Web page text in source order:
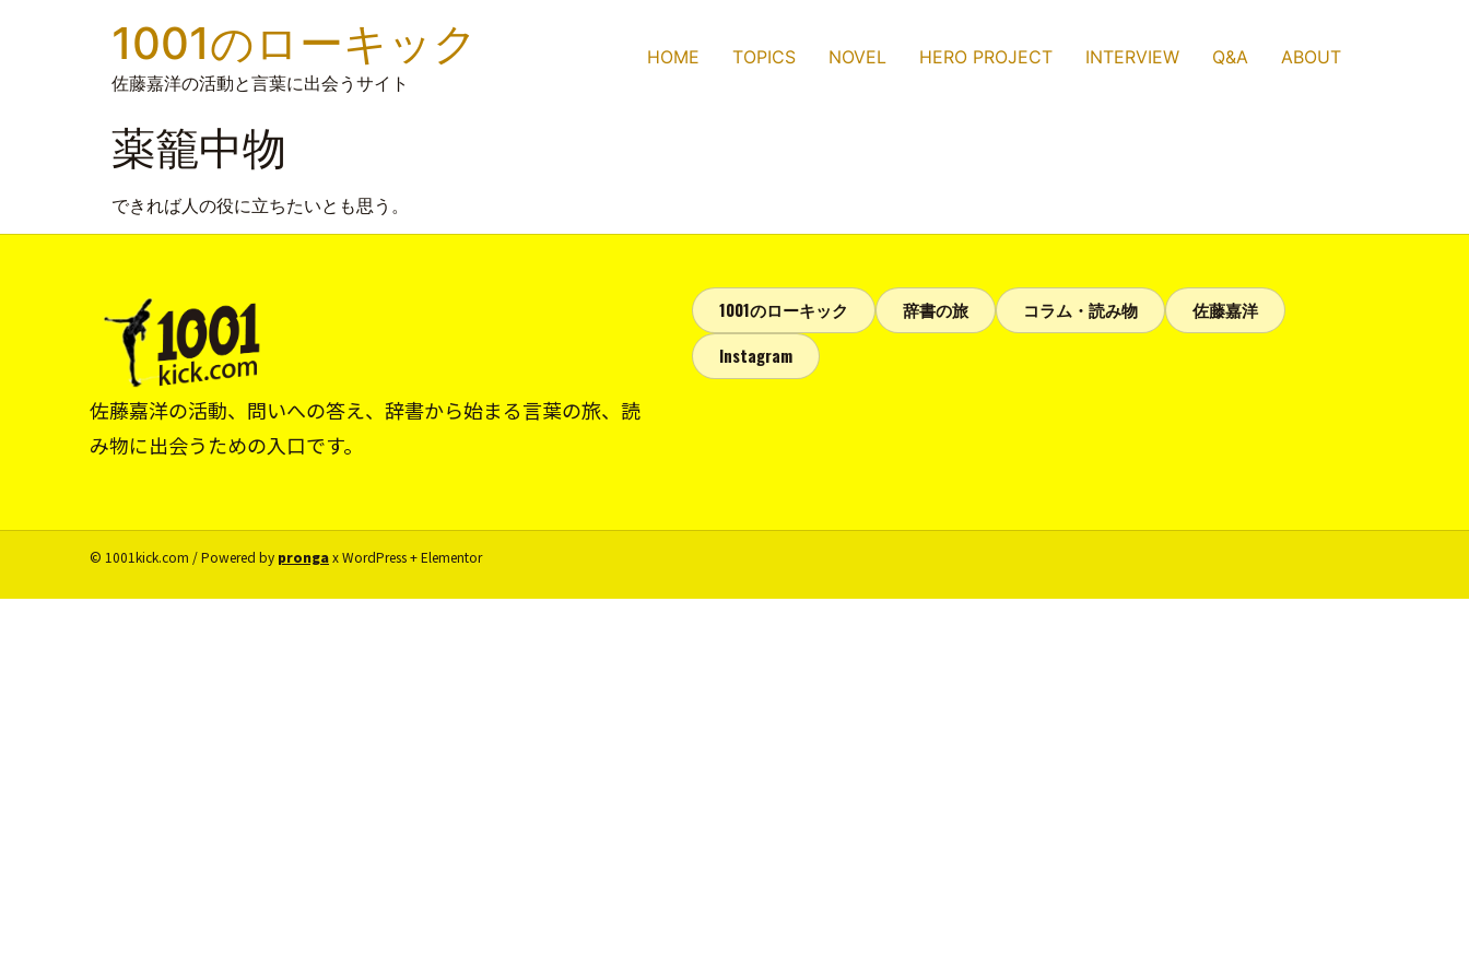
1001のローキック
佐藤嘉洋の活動と言葉に出会うサイト
HOME TOPICS NOVEL HERO PROJECT INTERVIEW Q&A ABOUT
薬籠中物
できれば人の役に立ちたいとも思う。
佐藤嘉洋の活動、問いへの答え、辞書から始まる言葉の旅、読
み物に出会うための入口です。
1001のローキック 辞書の旅 コラム・読み物
佐藤嘉洋
Instagram
© 1001kick.com / Powered by prongax WordPress + Elementor